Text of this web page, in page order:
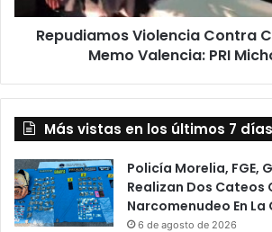
Michoacán
Repudiamos Violencia Contra
Memo Valencia: PRI
Más vistas en los últimos 7 días
Policía Morelia, FGE,
Realizan Dos Cateos
Narcomenudeo En
6 de agosto de 2026